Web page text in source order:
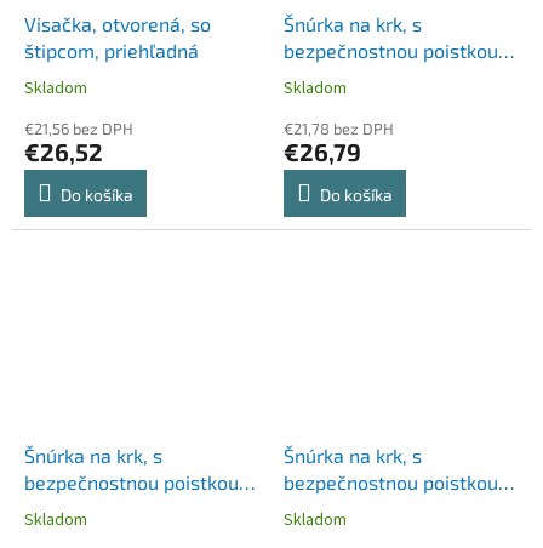
Visačka, otvorená, so
štipcom, priehľadná
Skladom
€21,56 bez DPH
€26,52
Do košíka
Šnúrka na krk, s
bezpečnostnou poistkou,
DURABLE, červená
Skladom
€21,78 bez DPH
€26,79
Do košíka
Šnúrka na krk, s
bezpečnostnou poistkou,
DURABLE, čierna
Skladom
Šnúrka na krk, s
bezpečnostnou poistkou,
DURABLE, modrá
Skladom